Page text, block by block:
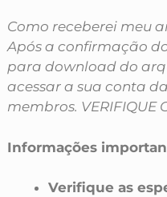
Como receberei meu
Após a confirmação
para download do
acessar a sua conta
membros. VERIFIQUE
Informações
Verifique as